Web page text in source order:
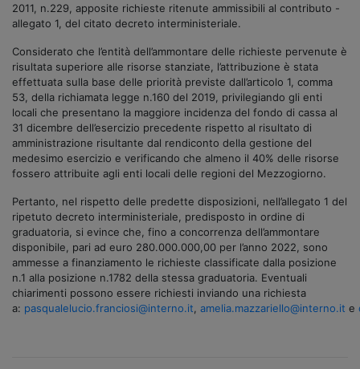
2011, n.229, apposite richieste ritenute ammissibili al contributo -
allegato 1, del citato decreto interministeriale.
Considerato che l’entità dell’ammontare delle richieste pervenute è
risultata superiore alle risorse stanziate, l’attribuzione è stata
effettuata sulla base delle priorità previste dall’articolo 1, comma
53, della richiamata legge n.160 del 2019, privilegiando gli enti
locali che presentano la maggiore incidenza del fondo di cassa al
31 dicembre dell’esercizio precedente rispetto al risultato di
amministrazione risultante dal rendiconto della gestione del
medesimo esercizio e verificando che almeno il 40% delle risorse
fossero attribuite agli enti locali delle regioni del Mezzogiorno.
Pertanto, nel rispetto delle predette disposizioni, nell’allegato 1 del
ripetuto decreto interministeriale, predisposto in ordine di
graduatoria, si evince che, fino a concorrenza dell’ammontare
disponibile, pari ad euro 280.000.000,00 per l’anno 2022, sono
ammesse a finanziamento le richieste classificate dalla posizione
n.1 alla posizione n.1782 della stessa graduatoria. Eventuali
chiarimenti possono essere richiesti inviando una richiesta
a: pasqualelucio.franciosi@interno.it amelia.mazzariello@interno.it e